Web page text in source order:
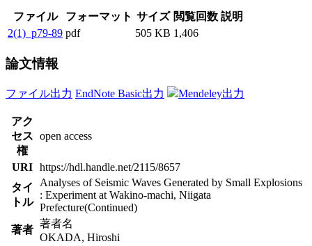
ファイル フォーマット サイズ 閲覧回数 説明
2(1)_p79-89 pdf 505 KB 1,406
論文情報
ファイル出力 EndNote Basic出力 Mendeley出力
アク
セス
権
open access
URI https://hdl.handle.net/2115/8657
タイ
トル
Analyses of Seismic Waves Generated by Small Explosions
: Experiment at Wakino-machi, Niigata
Prefecture(Continued)
著者
著者名
OKADA, Hiroshi